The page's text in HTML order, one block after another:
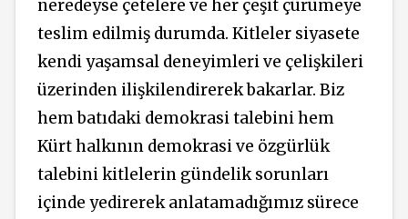
neredeyse çetelere ve her çeşit çürümeye
teslim edilmiş durumda. Kitleler siyasete
kendi yaşamsal deneyimleri ve çelişkileri
üzerinden ilişkilendirerek bakarlar. Biz
hem batıdaki demokrasi talebini hem
Kürt halkının demokrasi ve özgürlük
talebini kitlelerin gündelik sorunları
içinde yedirerek anlatamadığımız sürece